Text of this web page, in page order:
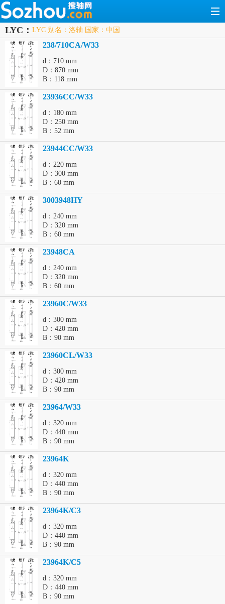
LYC： LYC 别名：洛轴 国家：中国
238/710CA/W33
d：710 mm
D：870 mm
B：118 mm
23936CC/W33
d：180 mm
D：250 mm
B：52 mm
23944CC/W33
d：220 mm
D：300 mm
B：60 mm
3003948HY
d：240 mm
D：320 mm
B：60 mm
23948CA
d：240 mm
D：320 mm
B：60 mm
23960C/W33
d：300 mm
D：420 mm
B：90 mm
23960CL/W33
d：300 mm
D：420 mm
B：90 mm
23964/W33
d：320 mm
D：440 mm
B：90 mm
23964K
d：320 mm
D：440 mm
B：90 mm
23964K/C3
d：320 mm
D：440 mm
B：90 mm
23964K/C5
d：320 mm
D：440 mm
B：90 mm